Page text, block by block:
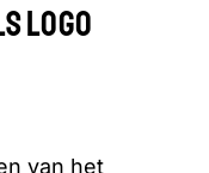
LOGO
van het